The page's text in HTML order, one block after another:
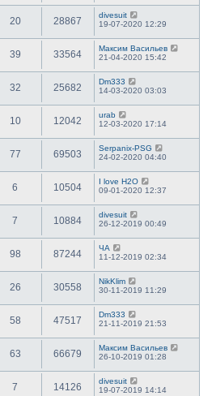
20 28867
divesuit
19-07-2020 12:29
39 33564
Максим Васильев
21-04-2020 15:42
32 25682
Dm333
14-03-2020 03:03
10 12042
urab
12-03-2020 17:14
77 69503
Serpanix-PSG
24-02-2020 04:40
6 10504
I love H2O
09-01-2020 12:37
7 10884
divesuit
26-12-2019 00:49
98 87244
ЧА
11-12-2019 02:34
26 30558
NikKlim
30-11-2019 11:29
58 47517
Dm333
21-11-2019 21:53
63 66679
Максим Васильев
26-10-2019 01:28
7 14126
divesuit
19-07-2019 14:14